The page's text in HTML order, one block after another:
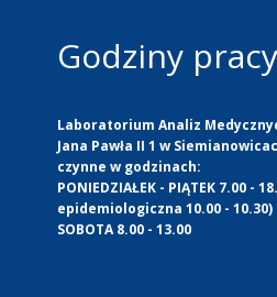
Godziny pracy
Laboratorium Analiz
Jana Pawła II 1 w
czynne w godzinach:
PONIEDZIAŁEK - PIĄTEK 7.00 -
epidemiologiczna 10.00 - 10.30)
SOBOTA 8.00 - 13.00